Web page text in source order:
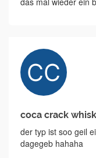
coca crack
der typ ist soo geil
dagegeb hahaha